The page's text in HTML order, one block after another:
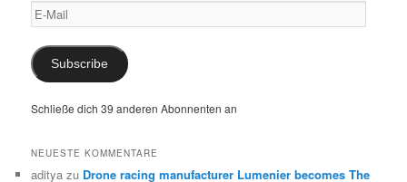
E-
Mail
Subscribe
Schließe dich 39 anderen Abonnenten an
NEUESTE KOMMENTARE
aditya zu Drone racing manufacturer Lumenier becomes The